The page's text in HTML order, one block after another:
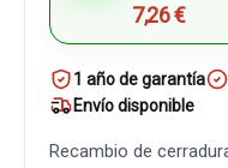
7,26 €
1 año de garantía
Envío disponible
Recambio de